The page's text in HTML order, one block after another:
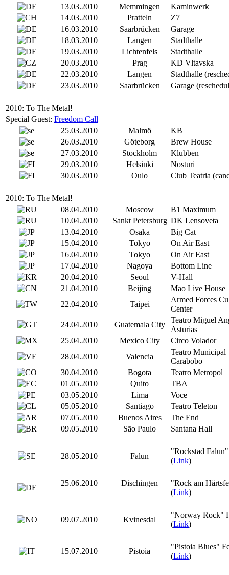
13.03.2010
Memmingen
Kaminwerk
14.03.2010
Pratteln
Z7
16.03.2010
Saarbrücken
Garage
18.03.2010
Langen
Stadthalle
19.03.2010
Lichtenfels
Stadthalle
20.03.2010
Prag
KD Vltavska
22.03.2010
Langen
Stadthalle
23.03.2010
Saarbrücken Garage
2010: To The Metal!
Special Guest: Freedom Call
25.03.2010
Malmö
KB
26.03.2010
Göteborg
Brew House
27.03.2010
Stockholm
Klubben
29.03.2010
Helsinki
Nosturi
30.03.2010
Oulo Club Teatria
2010: To The Metal!
08.04.2010
Moscow
B1 Maximum
10.04.2010
Sankt Petersburg DK Lensoveta
13.04.2010
Osaka
Big Cat
15.04.2010
Tokyo
On Air East
16.04.2010
Tokyo
On Air East
17.04.2010
Nagoya
Bottom Line
20.04.2010
Seoul
V-Hall
21.04.2010
Beijing
Mao Live House
22.04.2010
Taipei
Armed Forces
Center
24.04.2010
Guatemala City
Teatro Miguel
Asturias
25.04.2010
Mexico City
Circo Volador
28.04.2010
Valencia
Teatro Municipal
Carabobo
30.04.2010
Bogota
Teatro Metropol
01.05.2010
Quito
TBA
03.05.2010
Lima
Voce
05.05.2010
Santiago
Teatro Teleton
07.05.2010
Buenos Aires
The End
09.05.2010
São Paulo Santana Hall
28.05.2010 Falun
"Rockstad
(Link)
25.06.2010 Dischingen
"Rock am
(Link)
09.07.2010 Kvinesdal
"Norway Rock"
(Link)
15.07.2010 Pistoia
"Pistoia Blues"
(Link)